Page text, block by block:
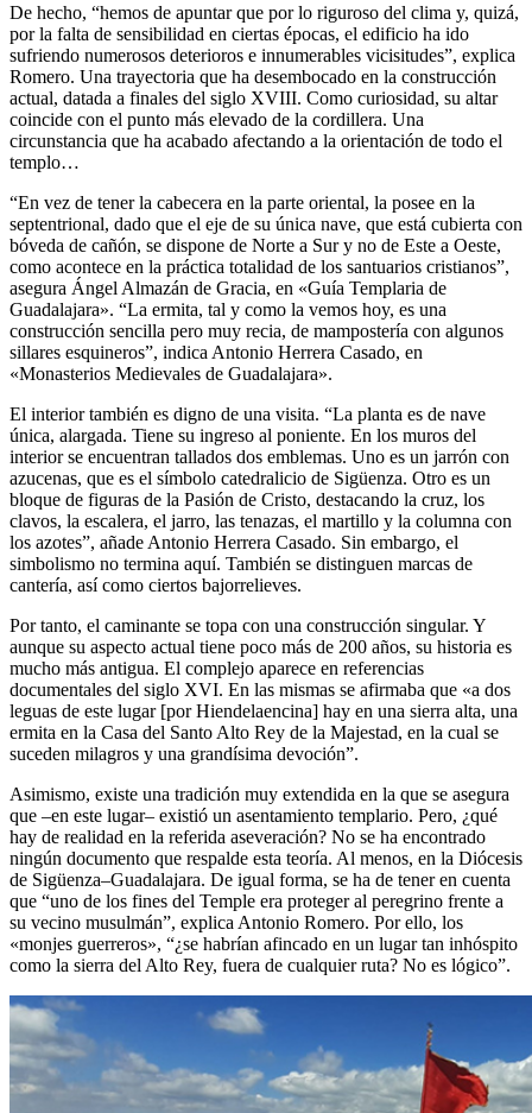
De hecho, “hemos de apuntar que por lo riguroso del clima y, quizá,
por la falta de sensibilidad en ciertas épocas, el edificio ha ido
sufriendo numerosos deterioros e innumerables vicisitudes”, explica
Romero. Una trayectoria que ha desembocado en la construcción
actual, datada a finales del siglo XVIII. Como curiosidad, su altar
coincide con el punto más elevado de la cordillera. Una
circunstancia que ha acabado afectando a la orientación de todo el
templo…
“En vez de tener la cabecera en la parte oriental, la posee en la
septentrional, dado que el eje de su única nave, que está cubierta con
bóveda de cañón, se dispone de Norte a Sur y no de Este a Oeste,
como acontece en la práctica totalidad de los santuarios cristianos”,
asegura Ángel Almazán de Gracia, en «Guía Templaria de
Guadalajara». “La ermita, tal y como la vemos hoy, es una
construcción sencilla pero muy recia, de mampostería con algunos
sillares esquineros”, indica Antonio Herrera Casado, en
«Monasterios Medievales de Guadalajara».
El interior también es digno de una visita. “La planta es de nave
única, alargada. Tiene su ingreso al poniente. En los muros del
interior se encuentran tallados dos emblemas. Uno es un jarrón con
azucenas, que es el símbolo catedralicio de Sigüenza. Otro es un
bloque de figuras de la Pasión de Cristo, destacando la cruz, los
clavos, la escalera, el jarro, las tenazas, el martillo y la columna con
los azotes”, añade Antonio Herrera Casado. Sin embargo, el
simbolismo no termina aquí. También se distinguen marcas de
cantería, así como ciertos bajorrelieves.
Por tanto, el caminante se topa con una construcción singular. Y
aunque su aspecto actual tiene poco más de 200 años, su historia es
mucho más antigua. El complejo aparece en referencias
documentales del siglo XVI. En las mismas se afirmaba que «a dos
leguas de este lugar [por Hiendelaencina] hay en una sierra alta, una
ermita en la Casa del Santo Alto Rey de la Majestad, en la cual se
suceden milagros y una grandísima devoción”.
Asimismo, existe una tradición muy extendida en la que se asegura
que –en este lugar– existió un asentamiento templario. Pero, ¿qué
hay de realidad en la referida aseveración? No se ha encontrado
ningún documento que respalde esta teoría. Al menos, en la Diócesis
de Sigüenza–Guadalajara. De igual forma, se ha de tener en cuenta
que “uno de los fines del Temple era proteger al peregrino frente a
su vecino musulmán”, explica Antonio Romero. Por ello, los
«monjes guerreros», “¿se habrían afincado en un lugar tan inhóspito
como la sierra del Alto Rey, fuera de cualquier ruta? No es lógico”.